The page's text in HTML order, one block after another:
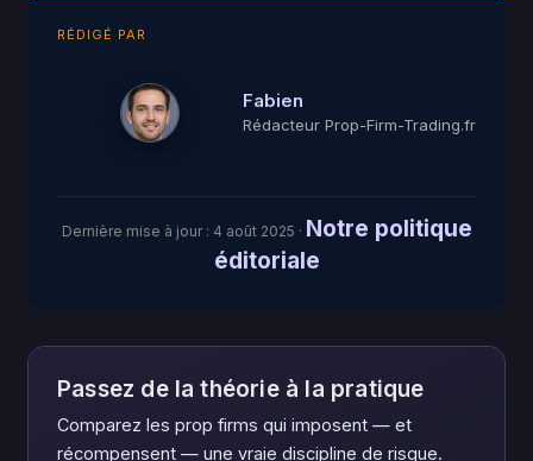
RÉDIGÉ PAR
Fabien
Rédacteur Prop-Firm-Trading.fr
Dernière mise à jour : 4 août 2025 · Notre politique
éditoriale
Passez de la théorie à la pratique
Comparez les prop firms qui imposent — et
récompensent — une vraie discipline de risque.